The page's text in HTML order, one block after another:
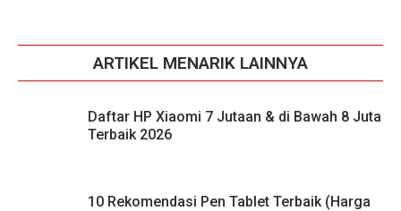
ARTIKEL MENARIK LAINNYA
Daftar HP Xiaomi 7 Jutaan & di Bawah 8 Juta
Terbaik 2026
10 Rekomendasi Pen Tablet Terbaik (Harga